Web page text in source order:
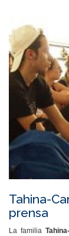
Tahina-
prensa
La familia